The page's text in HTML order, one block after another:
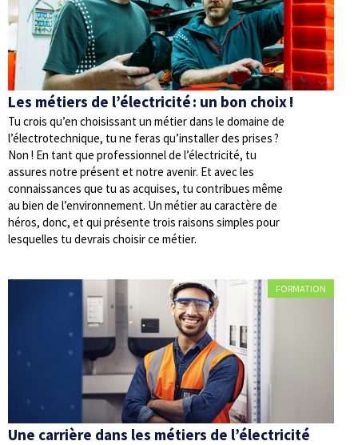
Les métiers de l’électricité : un bon choix !
Tu crois qu’en choisissant un métier dans le domaine de
l’électrotechnique, tu ne feras qu’installer des prises ?
Non ! En tant que professionnel de l’électricité, tu
assures notre présent et notre avenir. Et avec les
connaissances que tu as acquises, tu contribues même
au bien de l’environnement. Un métier au caractère de
héros, donc, et qui présente trois raisons simples pour
lesquelles tu devrais choisir ce métier.
FORMATION
Une carrière dans les métiers de l’électricité